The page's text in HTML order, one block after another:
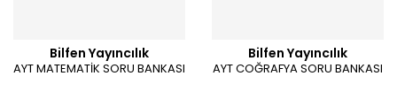
Bilfen Yayıncılık
AYT MATEMATİK SORU BANKASI
Bilfen Yayıncılık
AYT COĞRAFYA SORU BANKASI